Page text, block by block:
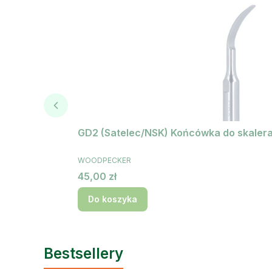
GD2 (Satelec/NSK) Końcówka do
PRODUCENT
WOODPECKER
Cena
45,00 zł
Do koszyka
Bestsellery